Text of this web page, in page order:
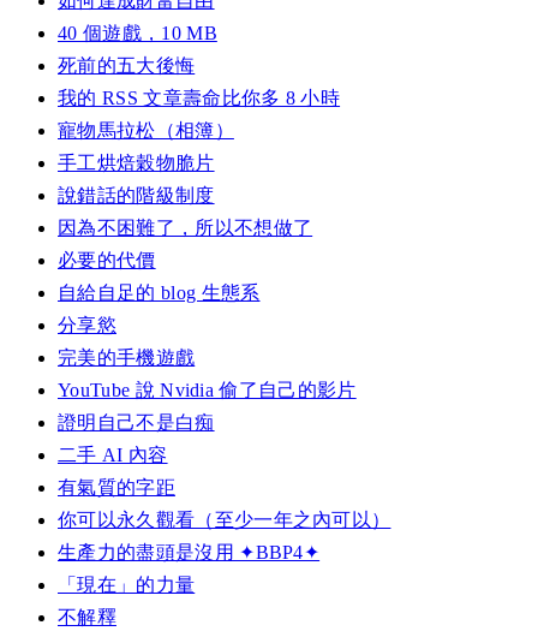
40 個遊戲，10 MB
死前的五大後悔
我的 RSS 文章壽命比你多 8 小時
寵物馬拉松（相簿）
手工烘焙穀物脆片
說錯話的階級制度
因為不困難了，所以不想做了
必要的代價
自給自足的 blog 生態系
分享慾
完美的手機遊戲
YouTube 說 Nvidia 偷了自己的影片
證明自己不是白痴
二手 AI 內容
有氣質的字距
你可以永久觀看（至少一年之內可以）
生產力的盡頭是沒用 ✦BBP4✦
「現在」的力量
不解釋